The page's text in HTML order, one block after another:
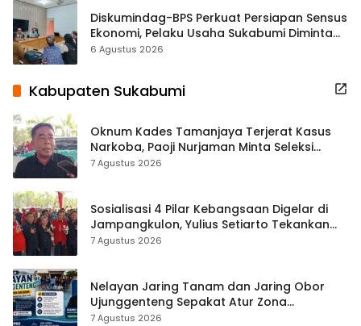
Diskumindag-BPS Perkuat Persiapan Sensus
Ekonomi, Pelaku Usaha Sukabumi Diminta
Terbuka Beri Data
6 Agustus 2026
Kabupaten Sukabumi
Oknum Kades Tamanjaya Terjerat Kasus
Narkoba, Paoji Nurjaman Minta Seleksi
Calon Kades Diperketat
7 Agustus 2026
Sosialisasi 4 Pilar Kebangsaan Digelar di
Jampangkulon, Yulius Setiarto Tekankan
Pentingnya Persatuan
7 Agustus 2026
Nelayan Jaring Tanam dan Jaring Obor
Ujunggenteng Sepakat Atur Zona
Penangkapan
7 Agustus 2026